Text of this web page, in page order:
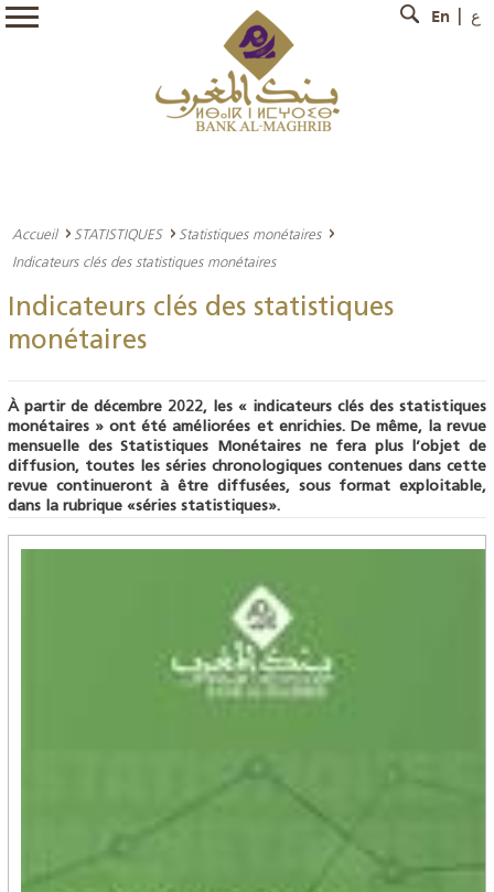
En ع
Accueil STATISTIQUES
Statistiques monétaires
Indicateurs clés des statistiques monétaires
Indicateurs clés des statistiques
monétaires
À partir de décembre 2022, les « indicateurs clés des statistiques
monétaires » ont été améliorées et enrichies. De même, la revue
mensuelle des Statistiques Monétaires ne fera plus l’objet de
diffusion, toutes les séries chronologiques contenues dans cette
revue continueront à être diffusées, sous format exploitable,
dans la rubrique «séries statistiques».